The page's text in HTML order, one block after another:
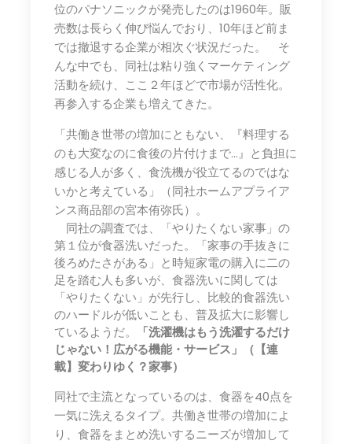
位のパナソニックが発売したのは1960年。販
売数は長らく伸び悩んでおり、10年ほど前ま
では撤退する企業が相次ぐ状況だった。 そ
んな中でも、同社は粘り強くマーケティング
活動を続け、ここ２年ほどで市場が活性化。
再参入する企業も増えてきた。
「共働き世帯の増加にともない、『料理する
のも大変なのに食後の片付けまで…』と負担に
感じる人が多く、食洗機が役立てるのではな
いかと考えている」（同社ホームアプライア
ンス商品部の宮本侑弥氏）。
同社の調査では、「やりたくない家事」の
第１位が食器洗いだった。「家事の手抜きに
後ろめたさがある」と時短家電の購入に二の
足を踏む人も多いが、食器洗いに関しては
「やりたくない」が先行し、比較的食器洗い
のハードルが低いことも、普及拡大に影響し
ているようだ。
「洗濯機はもう洗濯するだけ
じゃない！広がる機能・サービス」（【連
載】変わりゆく？家事）
同社で主流となっているのは、食器を40点を
一気に洗えるタイプ。共働き世帯の増加によ
り、食器をまとめ洗いするニーズが増加して